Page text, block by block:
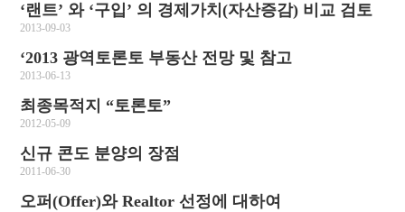
‘랜트’ 와 ‘구입’ 의 경제가치(자산증감) 비교 검토
2013-09-03
‘2013 광역토론토 부동산 전망 및 참고
2013-06-13
최종목적지 “토론토”
2012-05-09
신규 콘도 분양의 장점
2011-06-30
오퍼(Offer)와 Realtor 선정에 대하여